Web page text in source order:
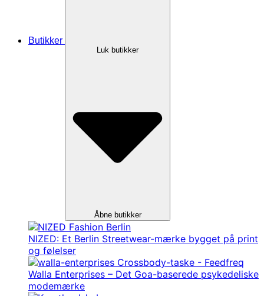
Butikker
Luk butikker
Åbne butikker
NIZED: Et Berlin Streetwear-mærke bygget på print
og følelser
Walla Enterprises – Det Goa-baserede psykedeliske
modemærke